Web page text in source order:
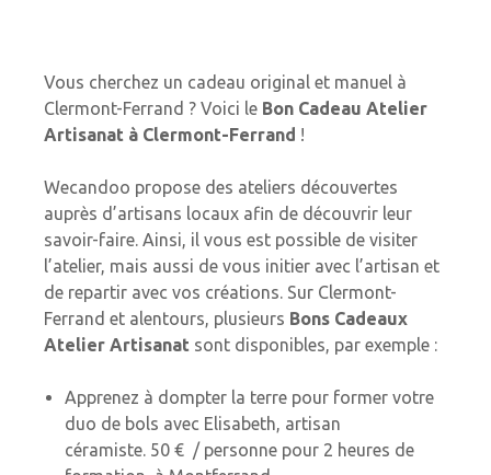
Vous cherchez un cadeau original et manuel à
Clermont-Ferrand ? Voici le Bon Cadeau Atelier
Artisanat à Clermont-Ferrand !
Wecandoo propose des ateliers découvertes
auprès d’artisans locaux afin de découvrir leur
savoir-faire. Ainsi, il vous est possible de visiter
l’atelier, mais aussi de vous initier avec l’artisan et
de repartir avec vos créations. Sur Clermont-
Ferrand et alentours, plusieurs Bons Cadeaux
Atelier Artisanat sont disponibles, par exemple :
Apprenez à dompter la terre pour former votre
duo de bols avec Elisabeth, artisan
céramiste. 50 € / personne pour 2 heures de